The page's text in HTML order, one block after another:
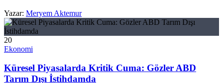
Yazar: Meryem Aktemur
20
Ekonomi
Küresel Piyasalarda Kritik Cuma: Gözler ABD
Tarım Dışı İstihdamda